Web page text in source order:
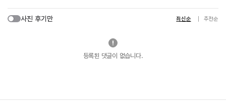
사진 후기만 최신순 추천순
등록된 댓글이 없습니다.